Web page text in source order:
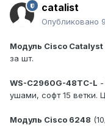
catalist
Опубликовано
Модуль Cisco Catalyst
за шт.
WS-C2960G-48TC-L -
ушами, софт 15 ветки.
Модуль Cisco 6248